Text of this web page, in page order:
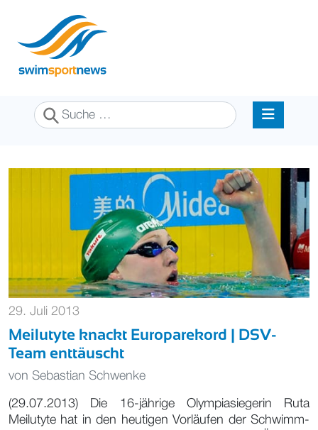
Suchen
29. Juli 2013
Meilutyte knackt Europarekord | DSV-
Team enttäuscht
von Sebastian Schwenke
(29.07.2013) Die 16-jährige Olympiasiegerin Ruta
Meilutyte hat in den heutigen Vorläufen der Schwimm-